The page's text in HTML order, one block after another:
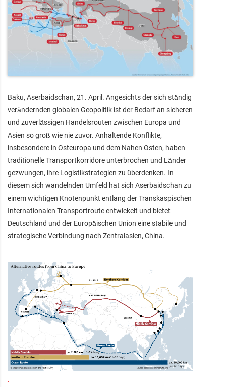
Baku, Aserbaidschan, 21. April. Angesichts der sich ständig
verändernden globalen Geopolitik ist der Bedarf an sicheren
und zuverlässigen Handelsrouten zwischen Europa und
Asien so groß wie nie zuvor. Anhaltende Konflikte,
insbesondere in Osteuropa und dem Nahen Osten, haben
traditionelle Transportkorridore unterbrochen und Länder
gezwungen, ihre Logistikstrategien zu überdenken. In
diesem sich wandelnden Umfeld hat sich Aserbaidschan zu
einem wichtigen Knotenpunkt entlang der Transkaspischen
Internationalen Transportroute entwickelt und bietet
Deutschland und der Europäischen Union eine stabile und
strategische Verbindung nach Zentralasien, China.